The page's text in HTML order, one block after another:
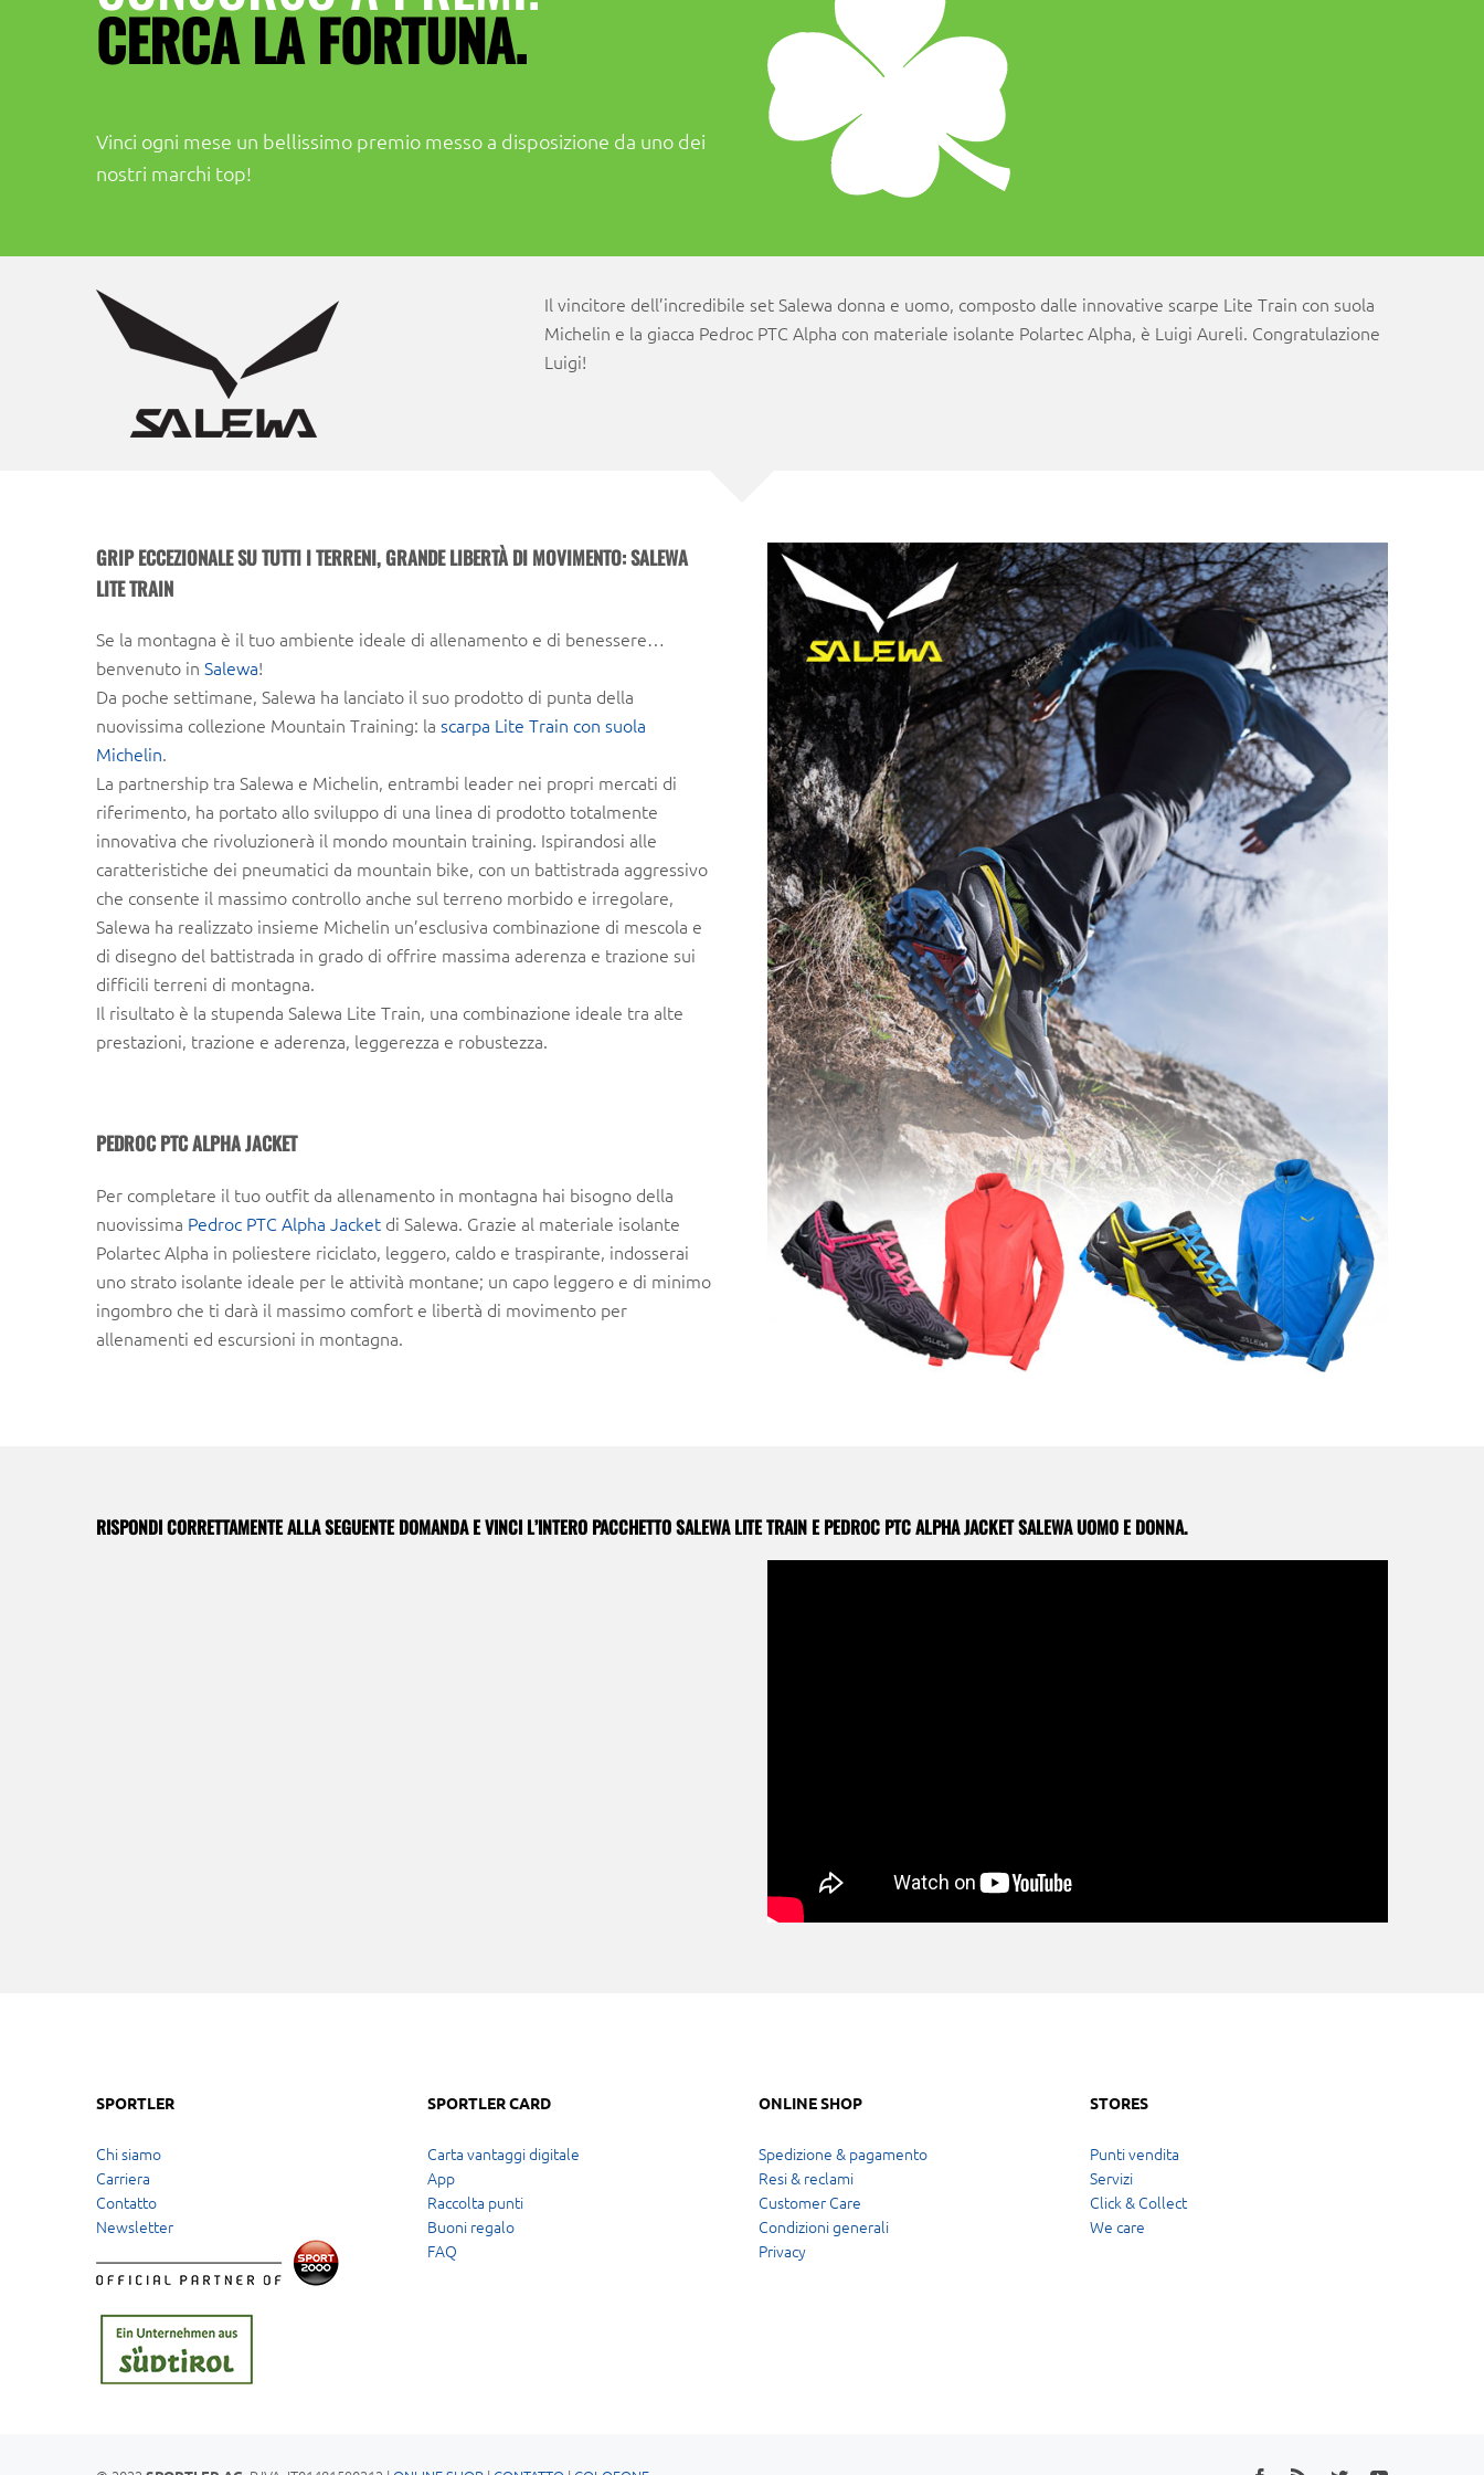
CERCA LA FORTUNA.
Vinci ogni mese un bellissimo premio messo a disposizione da uno dei
nostri marchi top!
Il vincitore dell’incredibile set Salewa donna e uomo, composto dalle innovative scarpe Lite Train con suola
Michelin e la giacca Pedroc PTC Alpha con materiale isolante Polartec Alpha, è Luigi Aureli. Congratulazione
Luigi!
GRIP ECCEZIONALE SU TUTTI I TERRENI, GRANDE LIBERTÀ DI MOVIMENTO: SALEWA
LITE TRAIN
Se la montagna è il tuo ambiente ideale di allenamento e di benessere…
benvenuto in Salewa!
Da poche settimane, Salewa ha lanciato il suo prodotto di punta della
nuovissima collezione Mountain Training: la scarpa Lite Train con suola
Michelin.
La partnership tra Salewa e Michelin, entrambi leader nei propri mercati di
riferimento, ha portato allo sviluppo di una linea di prodotto totalmente
innovativa che rivoluzionerà il mondo mountain training. Ispirandosi alle
caratteristiche dei pneumatici da mountain bike, con un battistrada aggressivo
che consente il massimo controllo anche sul terreno morbido e irregolare,
Salewa ha realizzato insieme Michelin un’esclusiva combinazione di mescola e
di disegno del battistrada in grado di offrire massima aderenza e trazione sui
difficili terreni di montagna.
Il risultato è la stupenda Salewa Lite Train, una combinazione ideale tra alte
prestazioni, trazione e aderenza, leggerezza e robustezza.
PEDROC PTC ALPHA JACKET
Per completare il tuo outfit da allenamento in montagna hai bisogno della
nuovissima Pedroc PTC Alpha Jacket di Salewa. Grazie al materiale isolante
Polartec Alpha in poliestere riciclato, leggero, caldo e traspirante, indosserai
uno strato isolante ideale per le attività montane; un capo leggero e di minimo
ingombro che ti darà il massimo comfort e libertà di movimento per
allenamenti ed escursioni in montagna.
RISPONDI CORRETTAMENTE ALLA SEGUENTE DOMANDA E VINCI L’INTERO PACCHETTO SALEWA LITE TRAIN E PEDROC PTC ALPHA JACKET SALEWA UOMO E DONNA.
SPORTLER
Chi siamo
Carriera
Contatto
Newsletter
SPORTLER CARD
Carta vantaggi digitale
App
Raccolta punti
Buoni regalo
FAQ
ONLINE SHOP
Spedizione & pagamento
Resi & reclami
Customer Care
Condizioni generali
Privacy
STORES
Punti vendita
Servizi
Click & Collect
We care